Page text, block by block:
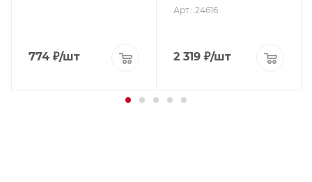
774 ₽/шт
Арт.: 24616
2 319 ₽/шт